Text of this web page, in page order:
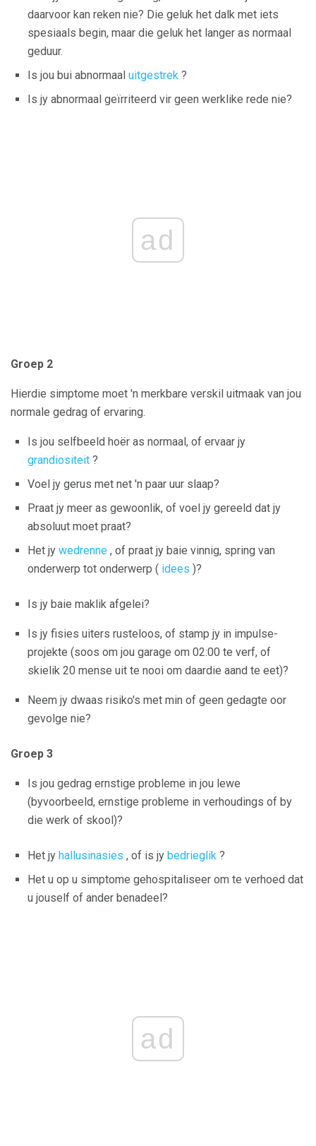
daarvoor kan reken nie? Die geluk het dalk met iets
spesiaals begin, maar die geluk het langer as normaal
geduur.
Is jou bui abnormaal uitgestrek ?
Is jy abnormaal geïrriteerd vir geen werklike rede nie?
ad
Groep 2
Hierdie simptome moet 'n merkbare verskil uitmaak van jou
normale gedrag of ervaring.
Is jou selfbeeld hoër as normaal, of ervaar jy
grandiositeit ?
Voel jy gerus met net 'n paar uur slaap?
Praat jy meer as gewoonlik, of voel jy gereeld dat jy
absoluut moet praat?
Het jy wedrenne , of praat jy baie vinnig, spring van
onderwerp tot onderwerp ( idees )?
Is jy baie maklik afgelei?
Is jy fisies uiters rusteloos, of stamp jy in impulse-
projekte (soos om jou garage om 02:00 te verf, of
skielik 20 mense uit te nooi om daardie aand te eet)?
Neem jy dwaas risiko's met min of geen gedagte oor
gevolge nie?
Groep 3
Is jou gedrag ernstige probleme in jou lewe
(byvoorbeeld, ernstige probleme in verhoudings of by
die werk of skool)?
Het jy hallusinasies , of is jy bedrieglik ?
Het u op u simptome gehospitaliseer om te verhoed dat
u jouself of ander benadeel?
ad